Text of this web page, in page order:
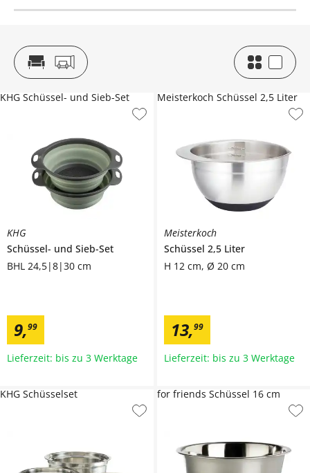
KHG
Schüssel- und Sieb-Set
BHL 24,5|8|30 cm
9,99
KHG Schüssel- und Sieb-Set
Lieferzeit: bis zu 3 Werktage
Meisterkoch
Schüssel 2,5 Liter
H 12 cm, Ø 20 cm
13,99
Meisterkoch Schüssel 2,5 Liter
Lieferzeit: bis zu 3 Werktage
KHG Schüsselset for friends Schüssel 16 cm